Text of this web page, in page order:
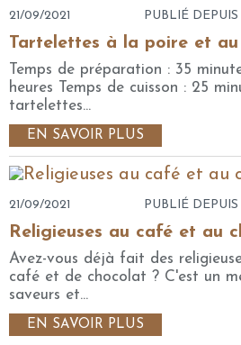
21/09/2021 PUBLIÉ
Tartelettes à la poire et
Temps de préparation : 35
heures Temps de cuisson : 25
tartelettes...
EN SAVOIR PLUS
21/09/2021 PUBLIÉ
Religieuses au café et au
Avez-vous déjà fait des
café et de chocolat ? C'est un
saveurs et...
EN SAVOIR PLUS